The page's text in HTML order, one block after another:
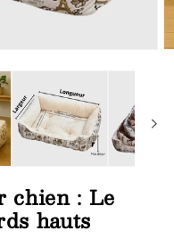
chien : Le
hauts